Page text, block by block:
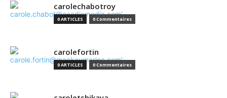
carolechabotroy
0 ARTICLES 0 Commentaires
carolefortin
0 ARTICLES 0 Commentaires